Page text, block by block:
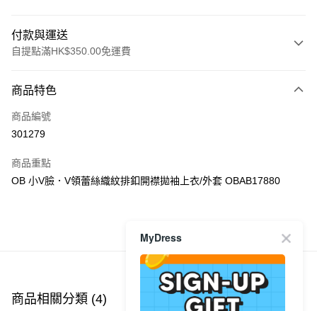
付款與運送
自提點滿HK$350.00免運費
信用卡
Apple Pay
PayMe
每筆HK$40.00，滿HK$350.00或以上免運費
付款後順豐站及營業點
商品特色
商品編號
301279
商品重點
OB 小V臉．V領蕾絲織紋排釦開襟拋袖上衣/外套 OBAB17880
商品推薦
商品相關分類 (4)
MyDress